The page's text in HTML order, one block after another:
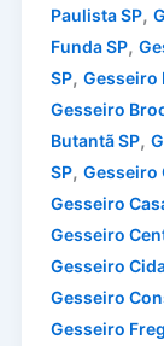
Paulista SP,
Funda SP,
SP,Gesseiro
Gesseiro
Butantã SP,
SP,Gesseiro
Gesseiro
Gesseiro
Gesseiro
Gesseiro
Gesseiro